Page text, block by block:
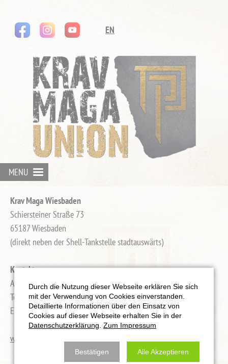
Navigation
überspringen
instagram youtube
EN
MENU
Krav Maga Wiesbaden
Schiersteiner Straße 73
65187 Wiesbaden
(direkt neben der Shell-Tankstelle stadtauswärts)
Kontakt:
Antonio Viola, Krav Maga Full Instructor
Tel.: 0178 / 6276591
E-Mail: kravmagawiesbaden@gmx.de
www.kravmaga-wiesbaden.de.rs
Durch die Nutzung dieser Webseite erklären Sie sich
mit der Verwendung von Cookies einverstanden.
Detaillierte Informationen über den Einsatz von
Cookies auf dieser Webseite erhalten Sie in der
Datenschutzerklärung Zum Impressum
Bestätigen Alle Akzeptieren